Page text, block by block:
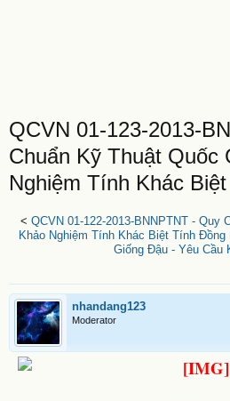
QCVN 01-123-2013-
Chuẩn Kỹ Thuật Quốc
Nghiệm Tính Khác
< QCVN 01-122-2013-BNNPTNT - Quy
Khảo Nghiệm Tính Khác Biệt Tính Đồng
Giống Đậu - Yêu Cầu
nhandang123
Moderator